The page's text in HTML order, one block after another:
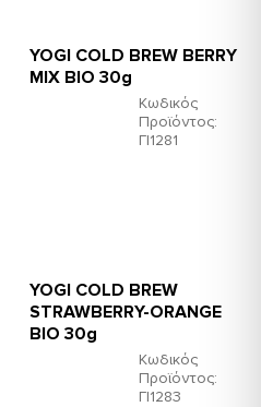
Κωδικός
Προϊόντος:
ΓΙ1281
YOGI COLD BREW BERRY
MIX ΒΙΟ 30g
Κωδικός
Προϊόντος:
ΓΙ1283
YOGI COLD BREW
STRAWBERRY-ORANGE
ΒΙΟ 30g